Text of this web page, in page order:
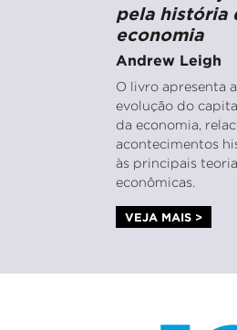
pela história
economia
Andrew Leigh
O livro apresenta a
evolução do
da economia,
acontecimentos
às principais
econômicas.
VEJA MAIS >